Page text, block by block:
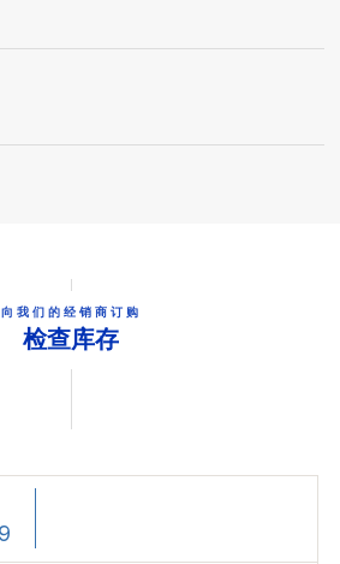
向我们的经销商订购
检查库存